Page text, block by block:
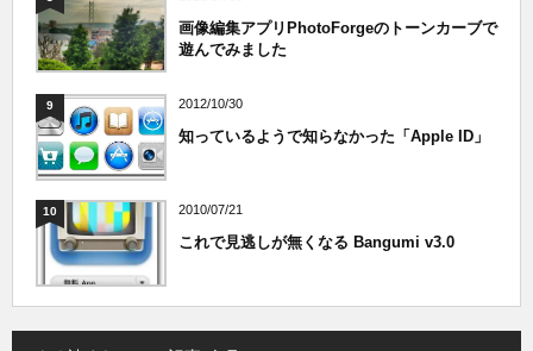
画像編集アプリPhotoForgeのトーンカーブで
遊んでみました
9 2012/10/30
知っているようで知らなかった「Apple ID」
10 2010/07/21
これで見逃しが無くなる Bangumi v3.0